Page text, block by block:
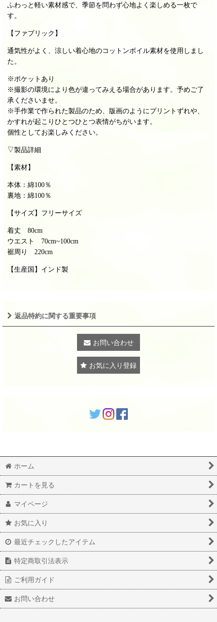
ふわっと軽い素材感で、 季節を問わず心地よく楽しめる一枚で
す。
【ファブリック】
通気性がよく、涼しい着心地のコットンボイル素材を使用しまし
た。
※ポケットあり
※撮影の環境により色が違ってみえる場合があります。予めご了
承くださいませ。
※手作業で作られた製品のため、 版画のようにプリントずれや、
かすれが起こりひとつひとつ表情がちがいます。
個性としてお楽しみください。
▽製品詳細
【素材】
本体：綿100％
裏地：綿100％
【サイズ】フリーサイズ
着丈 80cm
ウエスト 70cm~100cm
裾周り 220cm
【生産国】インド製
返品特約に関する重要事項
お問い合わせ
お気に入り登録
ホーム
カートを見る
マイページ
お気に入り
最近チェックしたアイテム
特定商取引法表示
ご利用ガイド
お問い合わせ